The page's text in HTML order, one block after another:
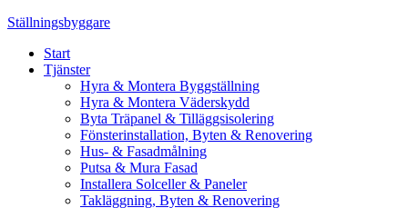
Skip
content
Ställningsbyggare
Start
Tjänster
Hyra & Montera Byggställning
Hyra & Montera Väderskydd
Byta Träpanel & Tilläggsisolering
Fönsterinstallation, Byten & Renovering
Hus- & Fasadmålning
Putsa & Mura Fasad
Installera Solceller & Paneler
Takläggning, Byten & Renovering